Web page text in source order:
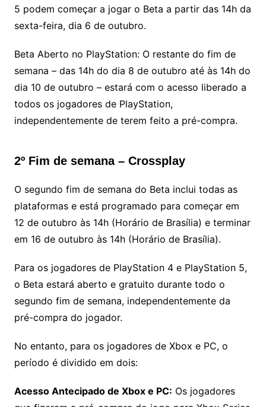
5 podem começar a jogar o Beta a partir das 14h da
sexta-feira, dia 6 de outubro.
Beta Aberto no PlayStation: O restante do fim de
semana – das 14h do dia 8 de outubro até às 14h do
dia 10 de outubro – estará com o acesso liberado a
todos os jogadores de PlayStation,
independentemente de terem feito a pré-compra.
2º Fim de semana – Crossplay
O segundo fim de semana do Beta inclui todas as
plataformas e está programado para começar em
12 de outubro às 14h (Horário de Brasília) e terminar
em 16 de outubro às 14h (Horário de Brasília).
Para os jogadores de PlayStation 4 e PlayStation 5,
o Beta estará aberto e gratuito durante todo o
segundo fim de semana, independentemente da
pré-compra do jogador.
No entanto, para os jogadores de Xbox e PC, o
período é dividido em dois:
Acesso Antecipado de Xbox e PC: Os jogadores